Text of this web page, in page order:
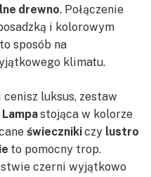
drewno. Połączenie
i kolorowym
to sposób na
klimatu.
luksus, zestaw
Lampastojąca w kolorze
świecznikiczy lustro
to pomocny trop.
czerni wyjątkowo